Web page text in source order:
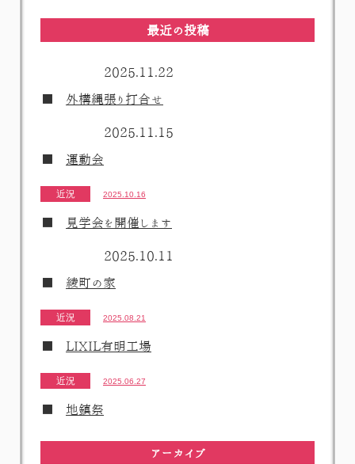
最近の投稿
2025.11.22
外構縄張り打合せ
2025.11.15
運動会
近況 2025.10.16
見学会を開催します
2025.10.11
綾町の家
近況 2025.08.21
LIXIL有明工場
近況 2025.06.27
地鎮祭
アーカイブ